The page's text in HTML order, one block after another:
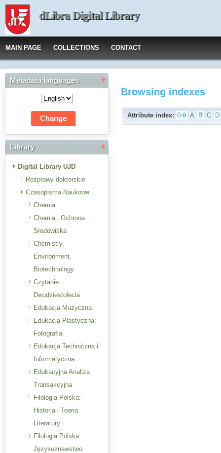
dLibra Digital Library
MAIN PAGE COLLECTIONS CONTACT
Metadata languages
Library
Digital Library UJD
Rozprawy doktorskie
Czasopisma Naukowe
Chemia
Chemia i Ochrona
Środowiska
Chemistry,
Environment,
Biotechnology
Czytanie
Dwudziestolecia
Edukacja Muzyczna
Edukacja Plastyczna:
Fotografia
Edukacja Techniczna i
Informatyczna
Edukacyjna Analiza
Transakcyjna
Filologia Polska:
Historia i Teoria
Literatury
Filologia Polska:
Językoznawstwo
Browsing indexes
Attribute index: 0-9 A B C D